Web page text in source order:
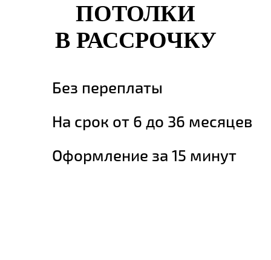
ПОТОЛКИ
В РАССРОЧКУ
Без переплаты
На срок от 6 до 36 месяцев
Оформление за 15 минут